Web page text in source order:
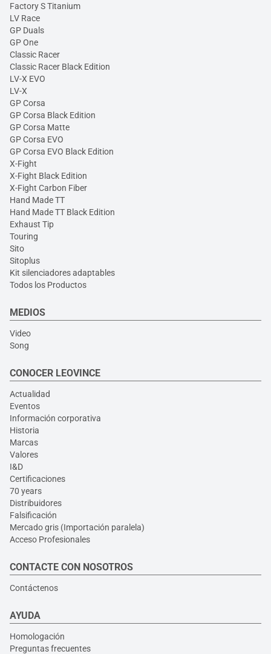
Factory S Titanium
LV Race
GP Duals
GP One
Classic Racer
Classic Racer Black Edition
LV-X EVO
LV-X
GP Corsa
GP Corsa Black Edition
GP Corsa Matte
GP Corsa EVO
GP Corsa EVO Black Edition
X-Fight
X-Fight Black Edition
X-Fight Carbon Fiber
Hand Made TT
Hand Made TT Black Edition
Exhaust Tip
Touring
Sito
Sitoplus
Kit silenciadores adaptables
Todos los Productos
MEDIOS
Video
Song
CONOCER LEOVINCE
Actualidad
Eventos
Información corporativa
Historia
Marcas
Valores
I&D
Certificaciones
70 years
Distribuidores
Falsificación
Mercado gris (Importación paralela)
Acceso Profesionales
CONTACTE CON NOSOTROS
Contáctenos
AYUDA
Homologación
Preguntas frecuentes